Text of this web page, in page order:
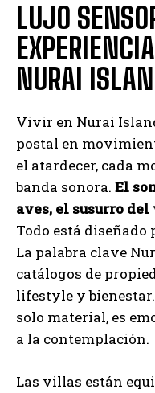
LUJO
NURAI
Vivir en Nurai
postal en
el atardecer, cada
banda sonora. El
aves, el susurro
Todo está
La palabra clave
catálogos de
lifestyle y bienestar.
solo material, es
a la contemplación.
Las villas están